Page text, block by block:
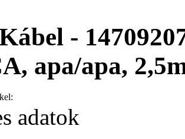
-
apa/apa,
adatok